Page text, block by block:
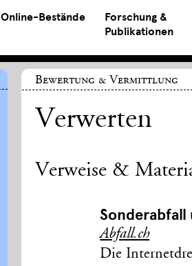
Online-Bestände
Forschung &
Publikationen
Bewertung & Vermittlung
Verwerten
Verweise &
Sonderabfall
Abfall.ch
Die